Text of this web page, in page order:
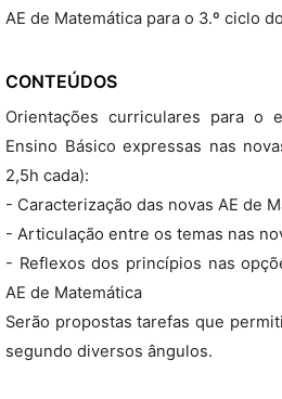
AE de Matemática para o 3.º ciclo
CONTEÚDOS
Orientações curriculares para o
Ensino Básico expressas nas
2,5h cada):
- Caracterização das novas AE de
- Articulação entre os temas nas
- Reflexos dos princípios nas
AE de Matemática
Serão propostas tarefas que
segundo diversos ângulos.